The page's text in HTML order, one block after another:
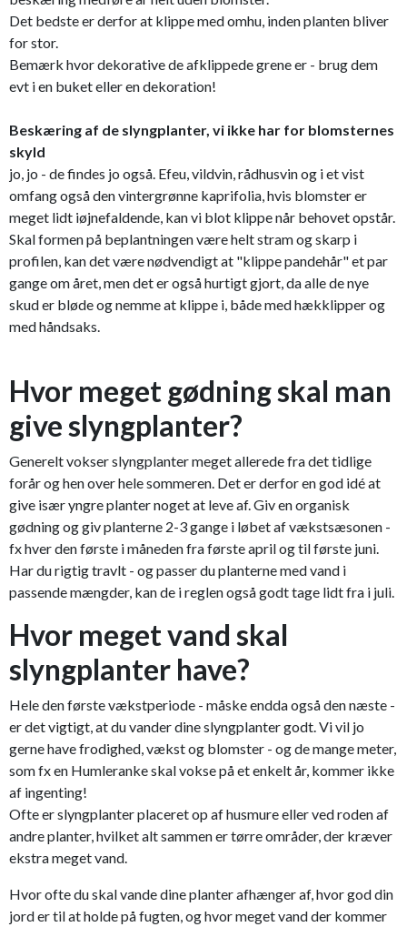
Det bedste er derfor at klippe med omhu, inden planten bliver
for stor.
Bemærk hvor dekorative de afklippede grene er - brug dem
evt i en buket eller en dekoration!
Beskæring af de slyngplanter, vi ikke har for blomsternes
skyld
jo, jo - de findes jo også. Efeu, vildvin, rådhusvin og i et vist
omfang også den vintergrønne kaprifolia, hvis blomster er
meget lidt iøjnefaldende, kan vi blot klippe når behovet opstår.
Skal formen på beplantningen være helt stram og skarp i
profilen, kan det være nødvendigt at "klippe pandehår" et par
gange om året, men det er også hurtigt gjort, da alle de nye
skud er bløde og nemme at klippe i, både med hækklipper og
med håndsaks.
Hvor meget gødning skal man
give slyngplanter?
Generelt vokser slyngplanter meget allerede fra det tidlige
forår og hen over hele sommeren. Det er derfor en god idé at
give især yngre planter noget at leve af. Giv en organisk
gødning og giv planterne 2-3 gange i løbet af vækstsæsonen -
fx hver den første i måneden fra første april og til første juni.
Har du rigtig travlt - og passer du planterne med vand i
passende mængder, kan de i reglen også godt tage lidt fra i juli.
Hvor meget vand skal
slyngplanter have?
Hele den første vækstperiode - måske endda også den næste -
er det vigtigt, at du vander dine slyngplanter godt. Vi vil jo
gerne have frodighed, vækst og blomster - og de mange meter,
som fx en Humleranke skal vokse på et enkelt år, kommer ikke
af ingenting!
Ofte er slyngplanter placeret op af husmure eller ved roden af
andre planter, hvilket alt sammen er tørre områder, der kræver
ekstra meget vand.
Hvor ofte du skal vande dine planter afhænger af, hvor god din
jord er til at holde på fugten, og hvor meget vand der kommer